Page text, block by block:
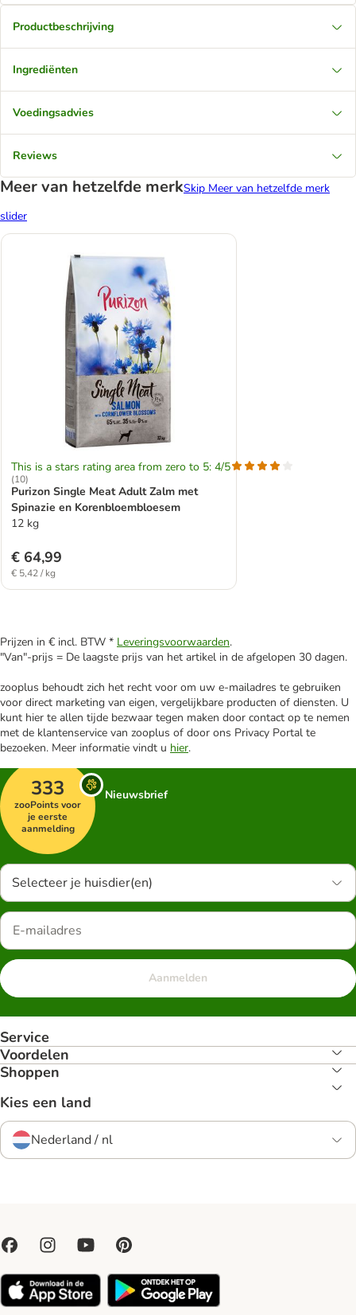
Productbeschrijving
Ingrediënten
Voedingsadvies
Reviews
Meer van hetzelfde merkSkip Meer van hetzelfde merk
slider
This is a stars rating area from zero to 5: 4/5
(10)
Purizon Single Meat Adult Zalm met
Spinazie en Korenbloembloesem
12 kg
€ 64,99
€ 5,42 / kg
Prijzen in € incl. BTW * Leveringsvoorwaarden.
"Van"-prijs = De laagste prijs van het artikel in de afgelopen 30 dagen.
zooplus behoudt zich het recht voor om uw e-mailadres te gebruiken
voor direct marketing van eigen, vergelijkbare producten of diensten. U
kunt hier te allen tijde bezwaar tegen maken door contact op te nemen
met de klantenservice van zooplus of door ons Privacy Portal te
bezoeken. Meer informatie vindt u hier.
333
zooPoints voor
je eerste
aanmelding
Nieuwsbrief
Selecteer je huisdier(en)
Aanmelden
Service
Voordelen
Shoppen
Kies een land
Nederland / nl